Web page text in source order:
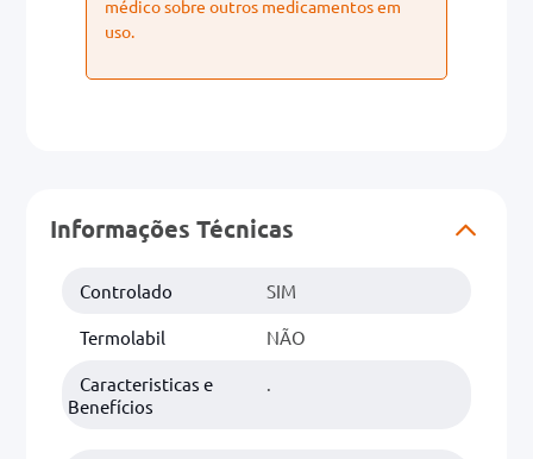
médico sobre outros medicamentos em
uso.
Informações Técnicas
Controlado SIM
Termolabil NÃO
Caracteristicas e
Benefícios